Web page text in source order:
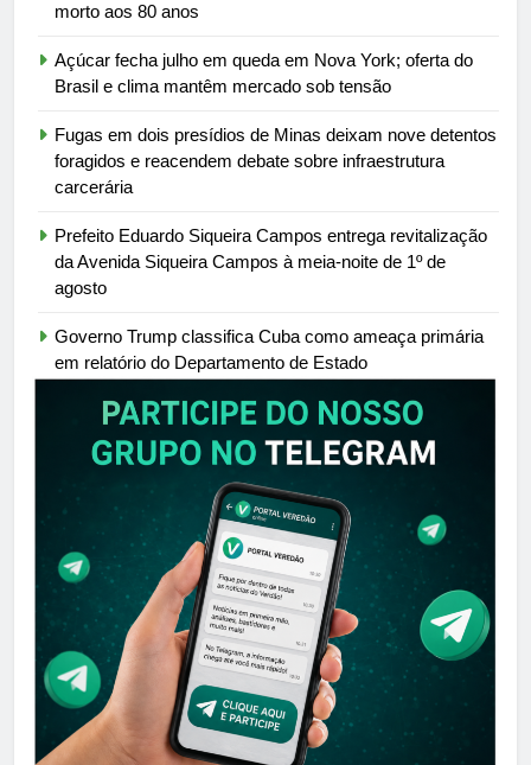
morto aos 80 anos
Açúcar fecha julho em queda em Nova York; oferta do
Brasil e clima mantêm mercado sob tensão
Fugas em dois presídios de Minas deixam nove detentos
foragidos e reacendem debate sobre infraestrutura
carcerária
Prefeito Eduardo Siqueira Campos entrega revitalização
da Avenida Siqueira Campos à meia-noite de 1º de
agosto
Governo Trump classifica Cuba como ameaça primária
em relatório do Departamento de Estado